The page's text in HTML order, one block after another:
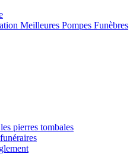
Meilleures Pompes Funèbres
pierres tombales